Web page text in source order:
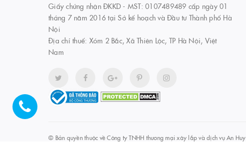
Giấy chứng nhận ĐKKD - MST: 0107489489 cấp ngày 01
tháng 7 năm 2016 tại Sở kế hoạch và Đầu tư Thành phố Hà
Nội
Địa chỉ thuế: Xóm 2 Bắc, Xã Thiên Lộc, TP Hà Nội, Việt
Nam
© Bản quyền thuộc vềCông ty TNHH thương mại xây lắp và dịch vụ An Huy